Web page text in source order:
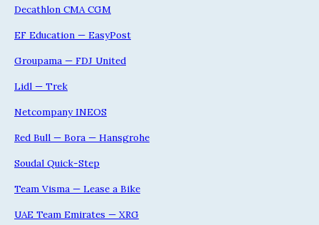
Decathlon CMA CGM
EF Education — EasyPost
Groupama — FDJ United
Lidl — Trek
Netcompany INEOS
Red Bull — Bora — Hansgrohe
Soudal Quick-Step
Team Visma — Lease a Bike
UAE Team Emirates — XRG